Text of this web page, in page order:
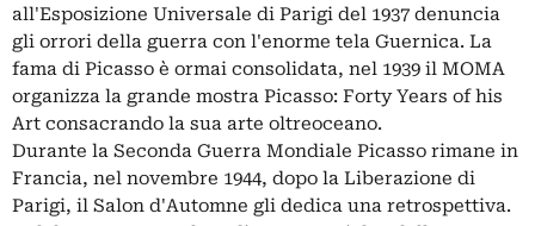
all'Esposizione Universale di Parigi del 1937 denuncia
gli orrori della guerra con l'enorme tela Guernica. La
fama di Picasso è ormai consolidata, nel 1939 il MOMA
organizza la grande mostra Picasso: Forty Years of his
Art consacrando la sua arte oltreoceano.
Durante la Seconda Guerra Mondiale Picasso rimane in
Francia, nel novembre 1944, dopo la Liberazione di
Parigi, il Salon d'Automne gli dedica una retrospettiva.